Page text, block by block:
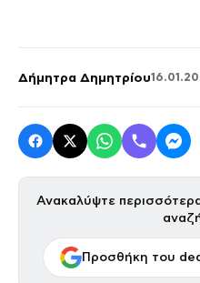
Δήμητρα Δημητρίου
Ανακαλύψτε
Προσθήκη του